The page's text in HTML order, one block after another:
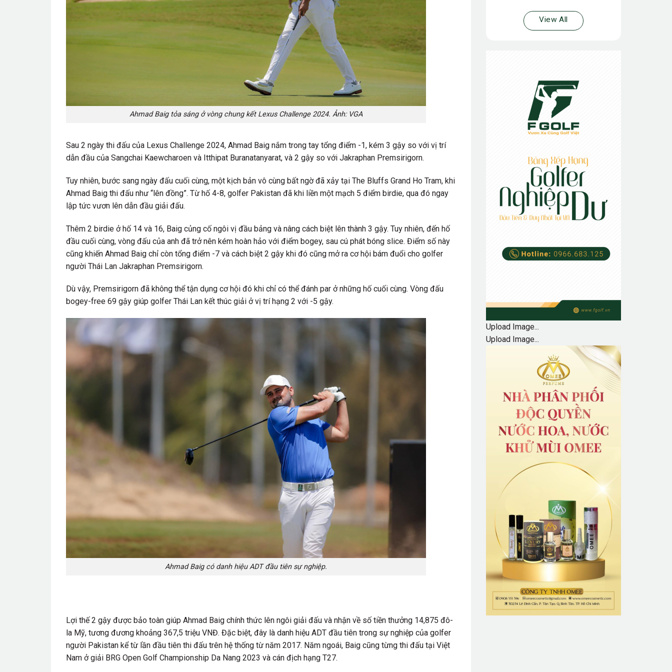
Ahmad Baig tỏa sáng ở vòng chung kết Lexus Challenge 2024. Ảnh: VGA
Sau 2 ngày thi đấu của Lexus Challenge 2024, Ahmad Baig nắm trong tay tổng điểm -1, kém 3 gậy so với vị trí
dẫn đầu của Sangchai Kaewcharoen và Itthipat Buranatanyarat, và 2 gậy so với Jakraphan Premsirigorn.
Tuy nhiên, bước sang ngày đấu cuối cùng, một kịch bản vô cùng bất ngờ đã xảy tại The Bluffs Grand Ho Tram, khi
Ahmad Baig thi đấu như “lên đồng”. Từ hố 4-8, golfer Pakistan đã khi liền một mạch 5 điểm birdie, qua đó ngay
lập tức vươn lên dẫn đầu giải đấu.
Thêm 2 birdie ở hố 14 và 16, Baig củng cố ngôi vị đầu bảng và nâng cách biệt lên thành 3 gậy. Tuy nhiên, đến hố
đầu cuối cùng, vòng đấu của anh đã trở nên kém hoàn hảo với điểm bogey, sau cú phát bóng slice. Điểm số này
cũng khiến Ahmad Baig chỉ còn tổng điểm -7 và cách biệt 2 gậy khi đó cũng mở ra cơ hội bám đuổi cho golfer
người Thái Lan Jakraphan Premsirigorn.
Dù vậy, Premsirigorn đã không thể tận dụng cơ hội đó khi chỉ có thể đánh par ở những hố cuối cùng. Vòng đấu
bogey-free 69 gậy giúp golfer Thái Lan kết thúc giải ở vị trí hạng 2 với -5 gậy.
Ahmad Baig có danh hiệu ADT đầu tiên sự nghiệp.
Lợi thế 2 gậy được bảo toàn giúp Ahmad Baig chính thức lên ngôi giải đấu và nhận về số tiền thưởng 14,875 đô-
la Mỹ, tương đương khoảng 367,5 triệu VNĐ. Đặc biệt, đây là danh hiệu ADT đầu tiên trong sự nghiệp của golfer
người Pakistan kể từ lần đầu tiên thi đấu trên hệ thống từ năm 2017. Năm ngoái, Baig cũng từng thi đấu tại Việt
Nam ở giải BRG Open Golf Championship Da Nang 2023 và cán địch hạng T27.
View All
Upload Image...
Upload Image...